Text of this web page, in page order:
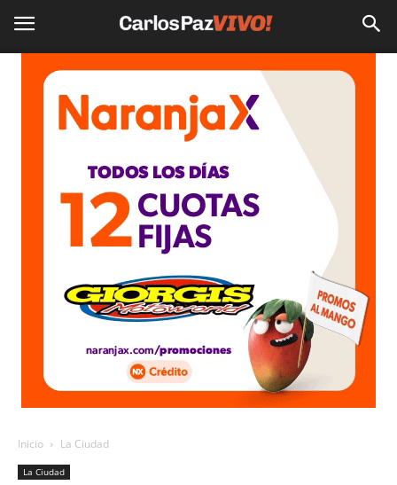
Inicio La Ciudad
La Ciudad